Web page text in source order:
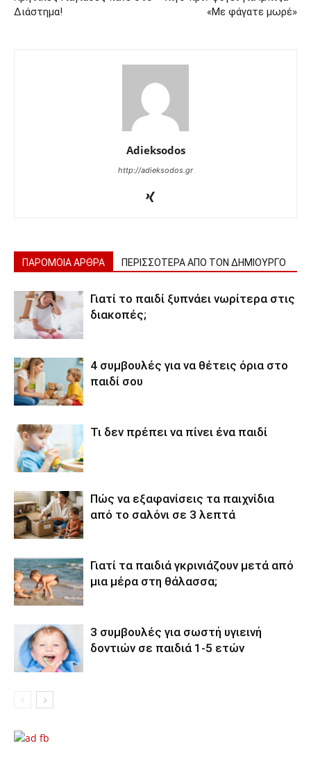
Διάστημα!
«Με φάγατε μωρέ»
Adieksodos
http://adieksodos.gr
ΠΑΡΟΜΟΙΑ ΑΡΘΡΑ ΠΕΡΙΣΣΟΤΕΡΑ ΑΠΟ ΤΟΝ ΔΗΜΙΟΥΡΓΟ
Γιατί το παιδί ξυπνάει νωρίτερα στις
διακοπές;
4 συμβουλές για να θέτεις όρια στο
παιδί σου
Τι δεν πρέπει να πίνει ένα παιδί
Πώς να εξαφανίσεις τα παιχνίδια
από το σαλόνι σε 3 λεπτά
Γιατί τα παιδιά γκρινιάζουν μετά από
μια μέρα στη θάλασσα;
3 συμβουλές για σωστή υγιεινή
δοντιών σε παιδιά 1-5 ετών